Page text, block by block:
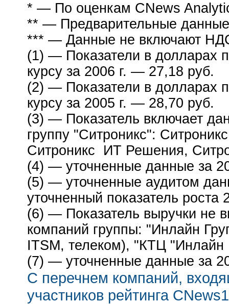
* — По оценкам CNews
** — Предварительные данные
*** — Данные не включают
(1) — Показатели в долларах
курсу за 2006 г. — 27,18 руб.
(2) — Показатели в долларах
курсу за 2005 г. — 28,70 руб.
(3) — Показатель включает
группу "Ситроникс":
Ситроникс ИТ Решения,
(4) — уточненные данные за
(5) — уточненные аудитом
уточненный показатель роста
(6) — Показатель выручки не
компаний группы: "Инлайн
ITSM, телеком), "КТЦ "Инлайн
(7) — уточненные данные за
С перечнем компаний,
участников рейтинга